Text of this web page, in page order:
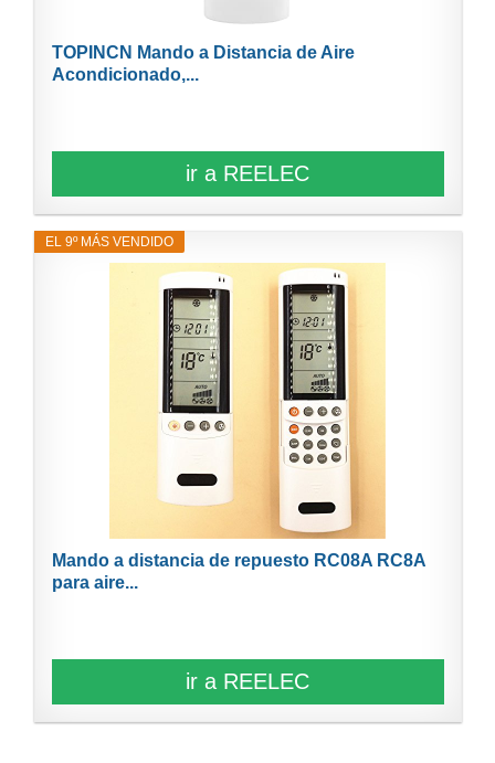
TOPINCN Mando a Distancia de Aire
Acondicionado,...
ir a REELEC
EL 9º MÁS VENDIDO
Mando a distancia de repuesto RC08A RC8A
para aire...
ir a REELEC